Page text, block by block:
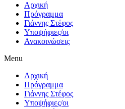
Αρχική
Πρόγραμμα
Γιάννης Στέφος
Υποψήφιες/οι
Ανακοινώσεις
Menu
Αρχική
Πρόγραμμα
Γιάννης Στέφος
Υποψήφιες/οι